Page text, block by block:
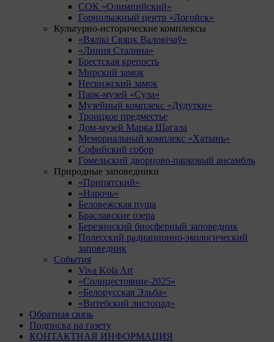
СОК «Олимпийский»
Горнолыжный центр «Логойск»
Культурно-исторические комплексы
«Вялікі Свяцк Валовічаў»
«Линия Сталина»
Брестская крепость
Мирский замок
Несвижский замок
Парк-музей «Сула»
Музейный комплекс «Дудутки»
Троицкое предместье
Дом-музей Марка Шагала
Мемориальный комплекс «Хатынь»
Софийский собор
Гомельский дворцово-парковый ансамбль
Природные заповедники
«Припятский»
«Нарочь»
Беловежская пуща
Браславские озера
Березинский биосферный заповедник
Полесский радиационно-экологический
заповедник
События
Viva Kola Art
«Солнцестояние-2025»
«Белорусская Эльба»
«Витебский листопад»
Обратная связь
Подписка на газету
КОНТАКТНАЯ ИНФОРМАЦИЯ